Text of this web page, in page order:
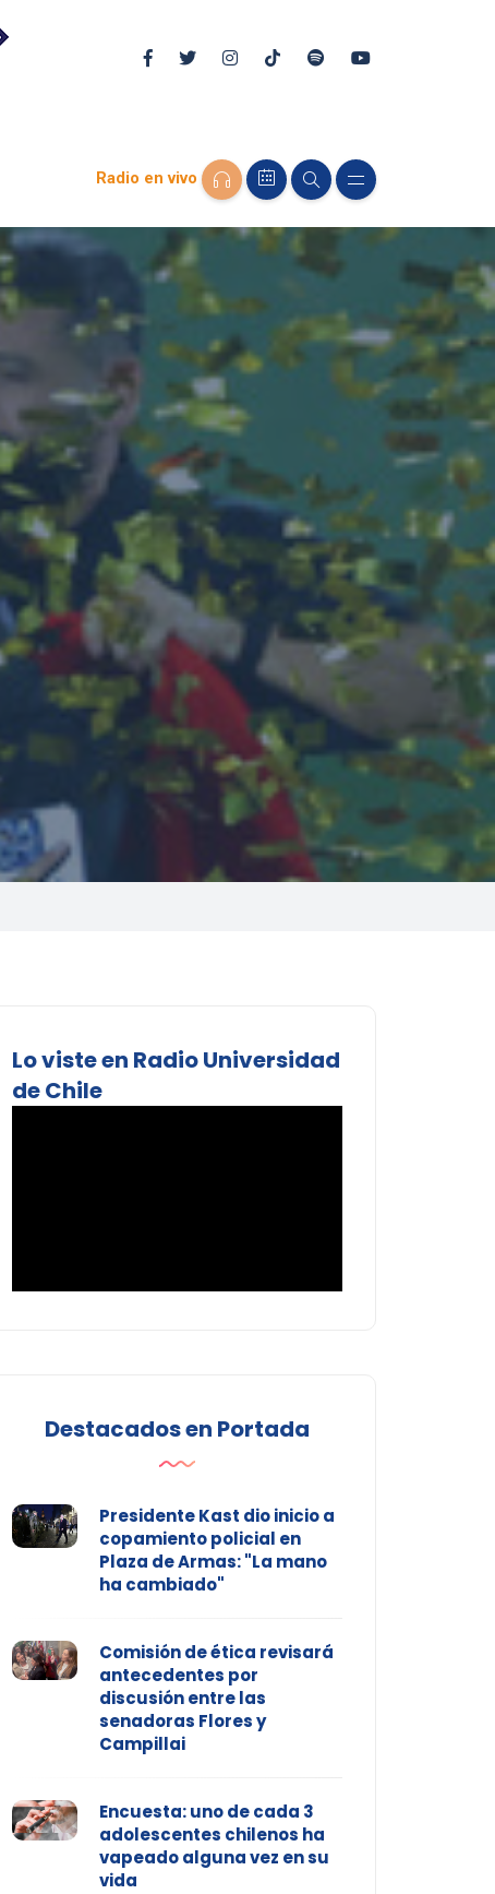
Radio en vivo
Lo viste en Radio Universidad
de Chile
Destacados en Portada
Presidente Kast dio inicio a
copamiento policial en
Plaza de Armas: "La mano
ha cambiado"
Comisión de ética revisará
antecedentes por
discusión entre las
senadoras Flores y
Campillai
Encuesta: uno de cada 3
adolescentes chilenos ha
vapeado alguna vez en su
vida